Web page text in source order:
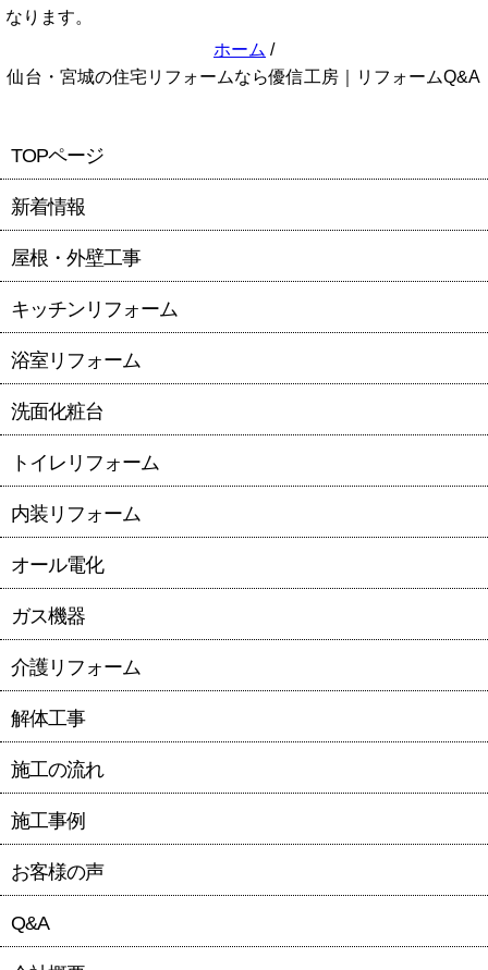
なります。
ホーム /
仙台・宮城の住宅リフォームなら優信工房｜リフォームQ&A
TOPページ
新着情報
屋根・外壁工事
キッチンリフォーム
浴室リフォーム
洗面化粧台
トイレリフォーム
内装リフォーム
オール電化
ガス機器
介護リフォーム
解体工事
施工の流れ
施工事例
お客様の声
Q&A